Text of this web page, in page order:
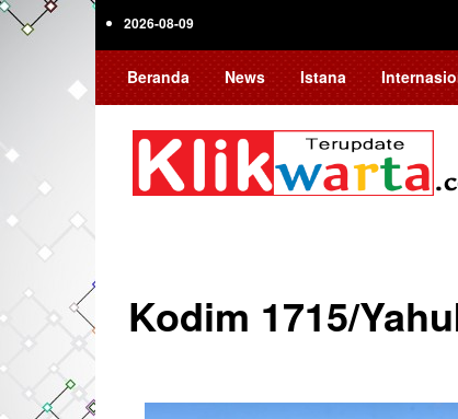
Skip
2026-08-09
Beranda News Istana
Kodim 1715/